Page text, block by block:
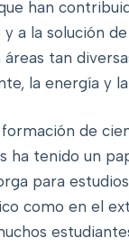
han
a la solución
tan
la energía y
de
ha tenido un
para
como en el